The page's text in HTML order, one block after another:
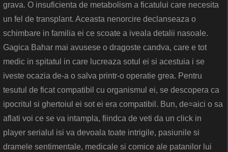
grava. O insuficienta de metabolism a ficatului care necesita
un fel de transplant. Aceasta nenorcire declanseaza o
schimbare in familia ei ce scoate a iveala detalii nasoale.
Gagica Bahar mai avusese o dragoste candva, care e tot
medic in spitatul in care lucreaza sotul ei si acestuia i se
iveste ocazia de-a o salva printr-o operatie grea. Pentru
tesutul de ficat compatibil cu organismul ei, se descopera ca
ipocritul si ghertoiul ei sot ei era compatibil. Bun, de=aici o sa
aflati voi ce se va intampla, fiindca de veti da un click in
player serialul isi va devoala toate intrigile, pasiunile si
dramele sentimentale, medicale si comice ale patanilor lui